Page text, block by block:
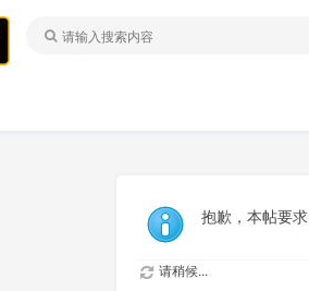
抱歉，本帖要求
请稍候...